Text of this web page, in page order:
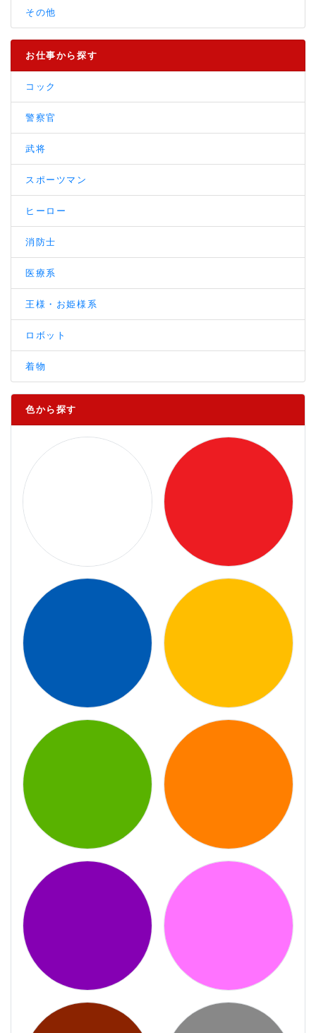
その他
お仕事から探す
コック
警察官
武将
スポーツマン
ヒーロー
消防士
医療系
王様・お姫様系
ロボット
着物
色から探す